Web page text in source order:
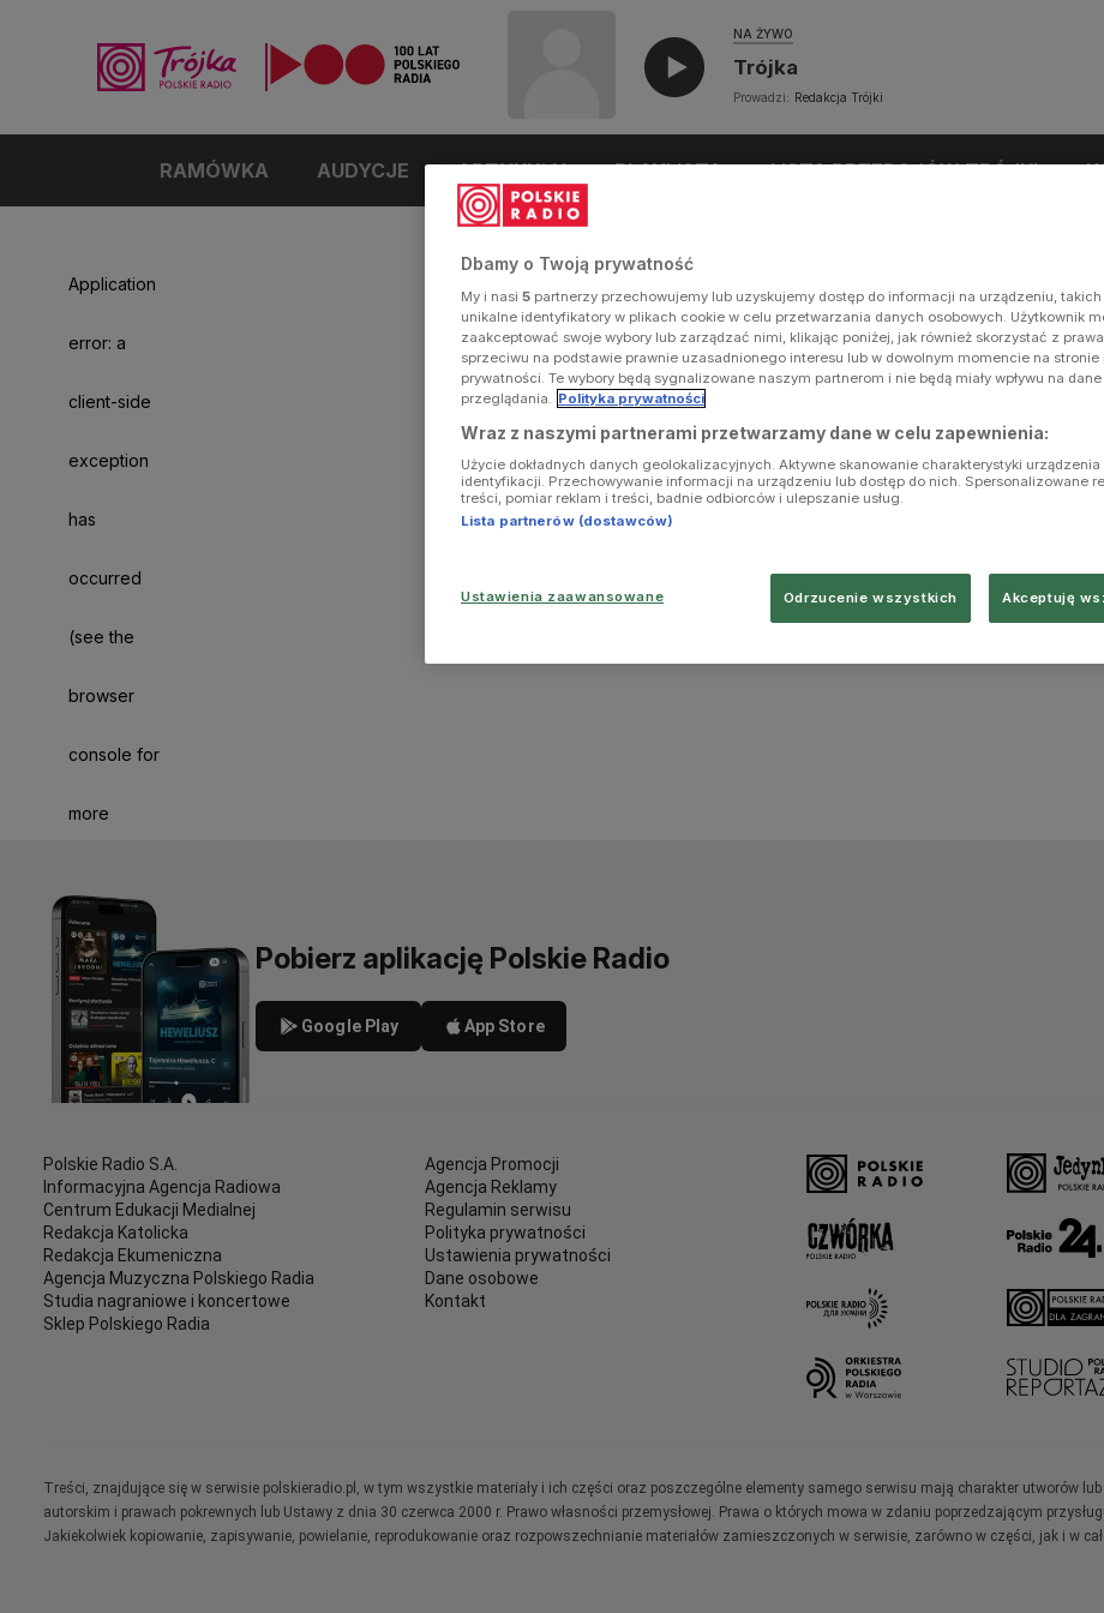
NA ŻYWO
Trójka
Prowadzi: Redakcja Trójki
RAMÓWKA AUDYCJE ARTYKUŁY PLAYLISTA LISTA PRZEBOJÓW TRÓJKI
Application
error: a
client-side
exception
has
occurred
(see the
browser
console for
more
Pobierz aplikację Polskie Radio
Google Play App Store
Polskie Radio S.A.
Informacyjna Agencja Radiowa
Centrum Edukacji Medialnej
Redakcja Katolicka
Redakcja Ekumeniczna
Agencja Muzyczna Polskiego Radia
Studia nagraniowe i koncertowe
Sklep Polskiego Radia
Agencja Promocji
Agencja Reklamy
Regulamin serwisu
Polityka prywatności
Ustawienia prywatności
Dane osobowe
Kontakt
Treści, znajdujące się w serwisie polskieradio.pl, w tym wszystkie materiały i ich części oraz poszczególne elementy samego serwisu mają charakter utworów
autorskim i prawach pokrewnych lub Ustawy z dnia 30 czerwca 2000 r. Prawo własności przemysłowej. Prawa o których mowa w zdaniu poprzedzającym
Jakiekolwiek kopiowanie, zapisywanie, powielanie, reprodukowanie oraz rozpowszechnianie materiałów zamieszczonych w serwisie, zarówno w części, jak i w
Dbamy o Twoją prywatność
My i nasi 5 partnerzy przechowujemy lub uzyskujemy dostęp do informacji na urządzeniu, takich
unikalne identyfikatory w plikach cookie w celu przetwarzania danych osobowych. Użytkownik
zaakceptować swoje wybory lub zarządzać nimi, klikając poniżej, jak również skorzystać z
sprzeciwu na podstawie prawnie uzasadnionego interesu lub w dowolnym momencie na stronie
prywatności. Te wybory będą sygnalizowane naszym partnerom i nie będą miały wpływu na dane
przeglądania. Polityka prywatności
Wraz z naszymi partnerami przetwarzamy dane w celu zapewnienia:
Użycie dokładnych danych geolokalizacyjnych. Aktywne skanowanie charakterystyki
identyfikacji. Przechowywanie informacji na urządzeniu lub dostęp do nich. Spersonalizowane
treści, pomiar reklam i treści, badnie odbiorców i ulepszanie usług.
Lista partnerów (dostawców)
Ustawienia zaawansowane Odrzucenie wszystkich Akceptuję